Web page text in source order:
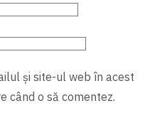
și site-ul web în acest
când o să comentez.